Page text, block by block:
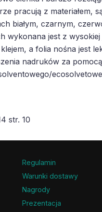
pracują z materiałem,
białym, czarnym,
wykonana jest z
a folia nośna jest
nadruków za
str. 10
Regulamin
Warunki dostawy
Nagrody
Prezentacja